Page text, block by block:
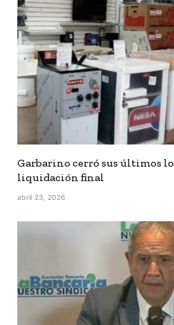
Garbarino cerró sus últimos
liquidación final
abril 23, 2026